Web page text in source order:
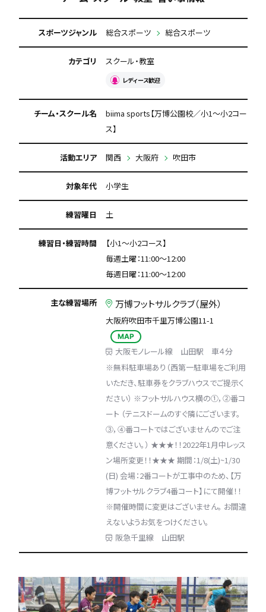
スポーツジャンル 総合スポーツ 総合スポーツ
カテゴリ スクール・教室
レディース歓迎
チーム・スクール名
biima sports【万博公園校／小1〜小2コー
ス】
活動エリア 関西 大阪府 吹田市
対象年代 小学生
練習曜日 土
練習日・練習時間
【小1〜小2コース】
毎週土曜：11:00〜12:00
毎週日曜：11:00〜12:00
主な練習場所 万博フットサルクラブ（屋外）
大阪府吹田市千里万博公園11-1
MAP
大阪モノレール線 山田駅 車４分
※無料駐車場あり（西第一駐車場をご利用
いただき、駐車券をクラブハウスでご提示く
ださい） ※フットサルハウス横の①，②番コ
ート （テニスドームのすぐ隣にございます。
③，④番コートではございませんのでご注
意ください。） ★★★！！2022年1月中レッス
ン場所変更！！★★★ 期間：1/8(土)~1/30
(日) 会場：2番コートが工事中のため、【万
博フットサルクラブ4番コート】にて開催！！
※開催時間に変更はございません。 お間違
えないようお気をつけください。
阪急千里線 山田駅